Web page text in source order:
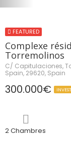
FEATURED
Complexe
Torremolinos
C/ Capitulaciones,
Spain, 29620, Spain
300.000€
2 Chambres